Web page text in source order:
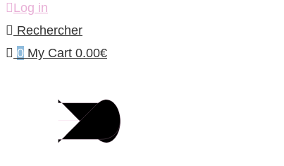
Log in
Rechercher
0 My Cart 0.00€